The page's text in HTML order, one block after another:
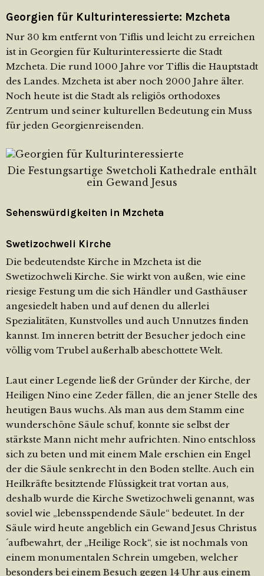
Georgien für Kulturinteressierte: Mzcheta
Nur 30 km entfernt von Tiflis und leicht zu erreichen
ist in Georgien für Kulturinteressierte die Stadt
Mzcheta. Die rund 1000 Jahre vor Tiflis die Hauptstadt
des Landes. Mzcheta ist aber noch 2000 Jahre älter.
Noch heute ist die Stadt als religiös orthodoxes
Zentrum und seiner kulturellen Bedeutung ein Muss
für jeden Georgienreisenden.
Die Festungsartige Swetcholi Kathedrale enthält
ein Gewand Jesus
Sehenswürdigkeiten in Mzcheta
Swetizochweli Kirche
Die bedeutendste Kirche in Mzcheta ist die
Swetizochweli Kirche. Sie wirkt von außen, wie eine
riesige Festung um die sich Händler und Gasthäuser
angesiedelt haben und auf denen du allerlei
Spezialitäten, Kunstvolles und auch Unnutzes finden
kannst. Im inneren betritt der Besucher jedoch eine
völlig vom Trubel außerhalb abeschottete Welt.
Laut einer Legende ließ der Gründer der Kirche, der
Heiligen Nino eine Zeder fällen, die an jener Stelle des
heutigen Baus wuchs. Als man aus dem Stamm eine
wunderschöne Säule schuf, konnte sie selbst der
stärkste Mann nicht mehr aufrichten. Nino entschloss
sich zu beten und mit einem Male erschien ein Engel
der die Säule senkrecht in den Boden stellte. Auch ein
Heilkräfte besitztende Flüssigkeit trat vortan aus,
deshalb wurde die Kirche Swetizochweli genannt, was
soviel wie „lebensspendende Säule“ bedeutet. In der
Säule wird heute angeblich ein Gewand Jesus Christus
´aufbewahrt, der „Heilige Rock“, sie ist nochmals von
einem monumentalen Schrein umgeben, welcher
besonders bei einem Besuch gegen 14 Uhr aus einem